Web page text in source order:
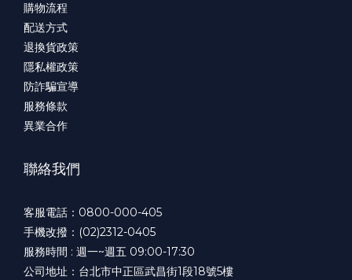
購物流程
配送方式
退換貨政策
隱私權政策
防詐騙宣導
服務條款
異業合作
聯絡我們
客服電話：0800-000-405
手機改撥：(02)2312-0405
服務時間 : 週一~週五 09:00-17:30
公司地址：台北市中正區武昌街1段18號5樓